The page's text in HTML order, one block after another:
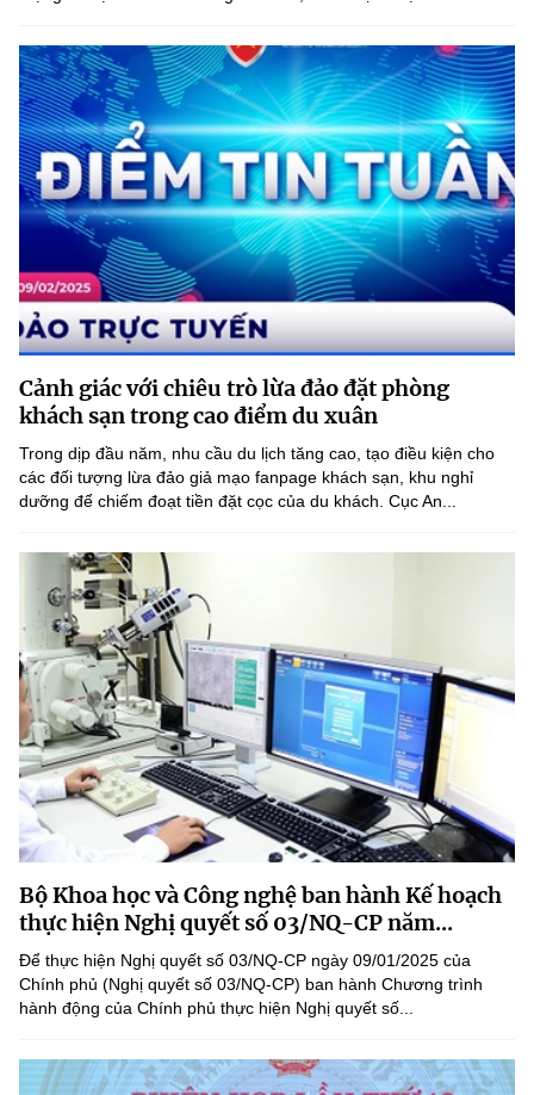
Cảnh giác với chiêu trò lừa đảo đặt phòng
khách sạn trong cao điểm du xuân
Trong dịp đầu năm, nhu cầu du lịch tăng cao, tạo điều kiện cho
các đối tượng lừa đảo giả mạo fanpage khách sạn, khu nghỉ
dưỡng để chiếm đoạt tiền đặt cọc của du khách. Cục An...
Bộ Khoa học và Công nghệ ban hành Kế hoạch
thực hiện Nghị quyết số 03/NQ-CP năm...
Để thực hiện Nghị quyết số 03/NQ-CP ngày 09/01/2025 của
Chính phủ (Nghị quyết số 03/NQ-CP) ban hành Chương trình
hành động của Chính phủ thực hiện Nghị quyết số...